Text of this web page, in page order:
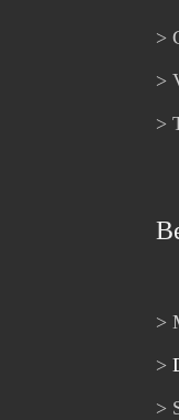
>
>
>
>
>
>